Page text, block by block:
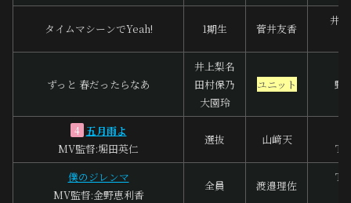
タイムマシーンでYeah! 1期生 菅井友香
井
ずっと 春だったらなあ
井上梨名
田村保乃
大園玲
ユニット 野
4 五月雨よ
MV監督:堀田英仁
選抜 山﨑天
僕のジレンマ
MV監督:金野恵利香
全員 渡邉理佐